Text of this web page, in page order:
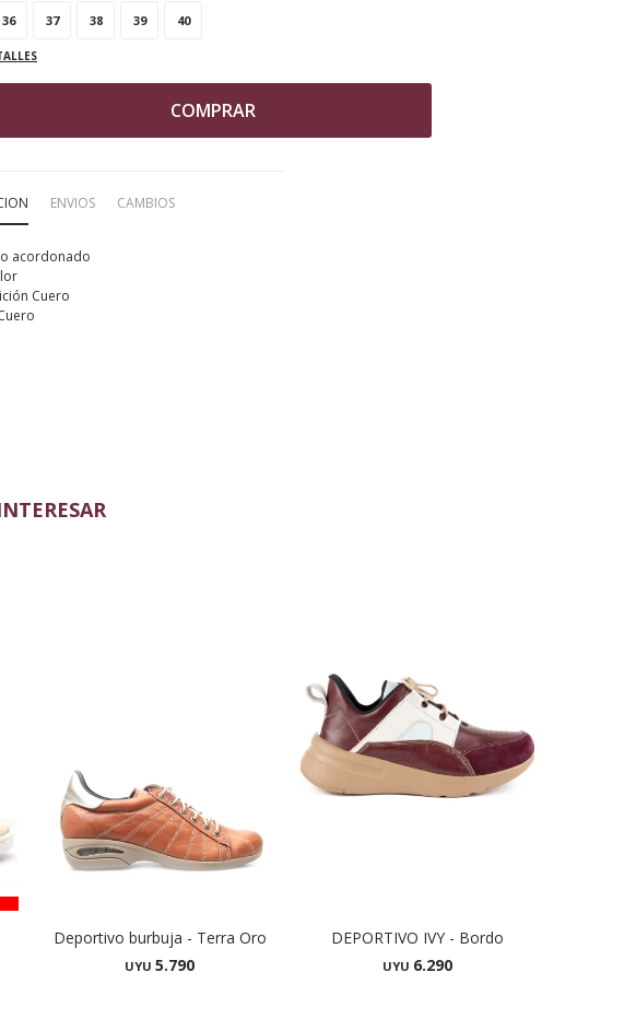
36 37 38 39 40
COMPRAR
ENVIOS CAMBIOS
acordonado
Cuero
Deportivo burbuja - Terra Oro
UYU 5.790
DEPORTIVO IVY - Bordo
UYU 6.290